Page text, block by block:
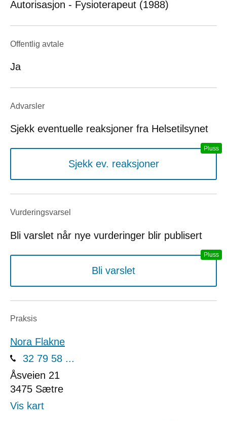
Autorisasjon - Fysioterapeut (1988)
Offentlig avtale
Ja
Advarsler
Sjekk eventuelle reaksjoner fra Helsetilsynet
Sjekk ev. reaksjoner
Vurderings­varsel
Bli varslet når nye vurderinger blir publisert
Bli varslet
Praksis
Nora Flakne
32 79 58 ...
Åsveien 21
3475 Sætre
Vis kart